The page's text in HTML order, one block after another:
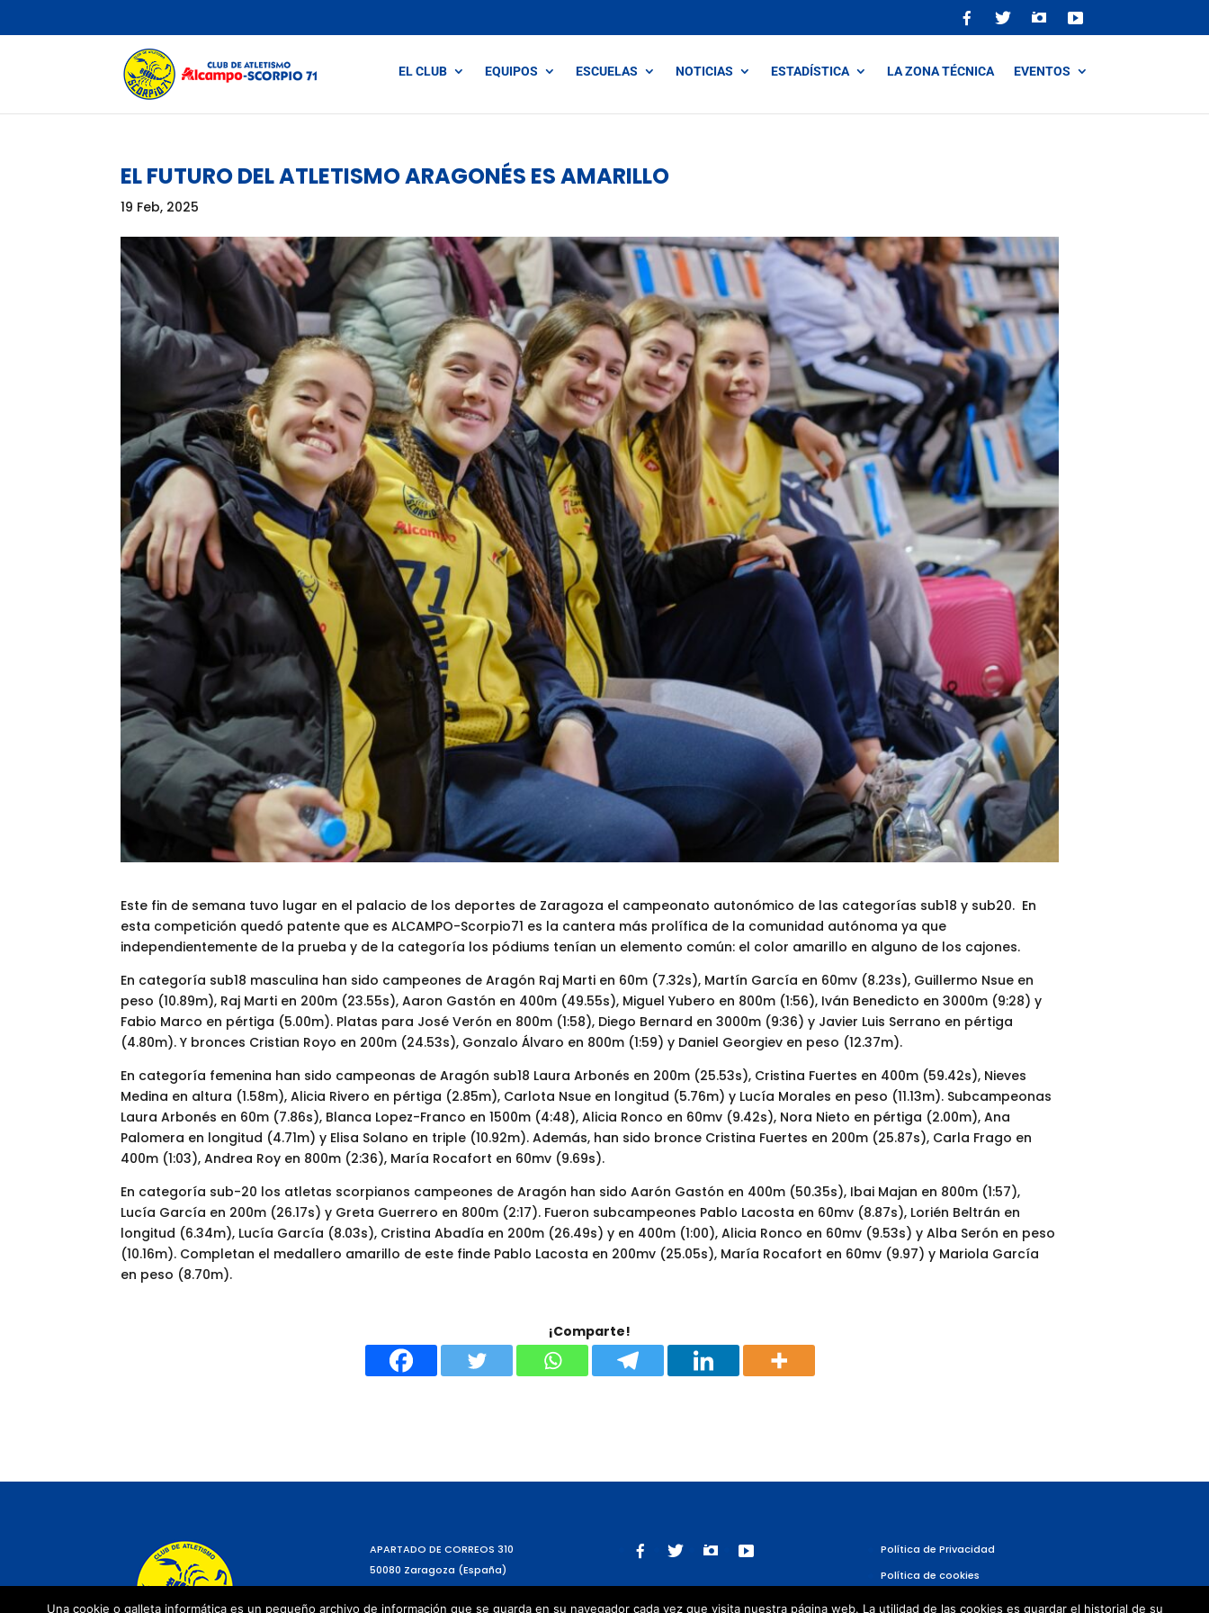
EL CLUB EQUIPOS ESCUELAS NOTICIAS ESTADÍSTICA LA ZONA TÉCNICA EVENTOS
EL FUTURO DEL ATLETISMO ARAGONÉS ES AMARILLO
19 Feb, 2025
Este fin de semana tuvo lugar en el palacio de los deportes de Zaragoza el campeonato autonómico de las categorías sub18 y sub20. En
esta competición quedó patente que es ALCAMPO-Scorpio71 es la cantera más prolífica de la comunidad autónoma ya que
independientemente de la prueba y de la categoría los pódiums tenían un elemento común: el color amarillo en alguno de los cajones.
En categoría sub18 masculina han sido campeones de Aragón Raj Marti en 60m (7.32s), Martín García en 60mv (8.23s), Guillermo Nsue en
peso (10.89m), Raj Marti en 200m (23.55s), Aaron Gastón en 400m (49.55s), Miguel Yubero en 800m (1:56), Iván Benedicto en 3000m (9:28) y
Fabio Marco en pértiga (5.00m). Platas para José Verón en 800m (1:58), Diego Bernard en 3000m (9:36) y Javier Luis Serrano en pértiga
(4.80m). Y bronces Cristian Royo en 200m (24.53s), Gonzalo Álvaro en 800m (1:59) y Daniel Georgiev en peso (12.37m).
En categoría femenina han sido campeonas de Aragón sub18 Laura Arbonés en 200m (25.53s), Cristina Fuertes en 400m (59.42s), Nieves
Medina en altura (1.58m), Alicia Rivero en pértiga (2.85m), Carlota Nsue en longitud (5.76m) y Lucía Morales en peso (11.13m). Subcampeonas
Laura Arbonés en 60m (7.86s), Blanca Lopez-Franco en 1500m (4:48), Alicia Ronco en 60mv (9.42s), Nora Nieto en pértiga (2.00m), Ana
Palomera en longitud (4.71m) y Elisa Solano en triple (10.92m). Además, han sido bronce Cristina Fuertes en 200m (25.87s), Carla Frago en
400m (1:03), Andrea Roy en 800m (2:36), María Rocafort en 60mv (9.69s).
En categoría sub-20 los atletas scorpianos campeones de Aragón han sido Aarón Gastón en 400m (50.35s), Ibai Majan en 800m (1:57),
Lucía García en 200m (26.17s) y Greta Guerrero en 800m (2:17). Fueron subcampeones Pablo Lacosta en 60mv (8.87s), Lorién Beltrán en
longitud (6.34m), Lucía García (8.03s), Cristina Abadía en 200m (26.49s) y en 400m (1:00), Alicia Ronco en 60mv (9.53s) y Alba Serón en peso
(10.16m). Completan el medallero amarillo de este finde Pablo Lacosta en 200mv (25.05s), María Rocafort en 60mv (9.97) y Mariola García
en peso (8.70m).
¡Comparte!
APARTADO DE CORREOS 310
50080 Zaragoza (España)
Política de Privacidad
Política de cookies
Una cookie o galleta informática es un pequeño archivo de información que se guarda en su navegador cada vez que visita nuestra página web. La utilidad de las cookies es guardar el historial de su